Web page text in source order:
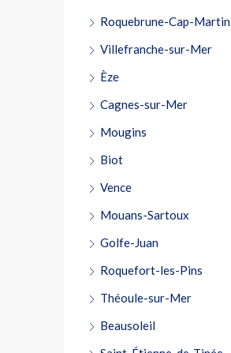
Roquebrune-Cap-Martin
Villefranche-sur-Mer
Èze
Cagnes-sur-Mer
Mougins
Biot
Vence
Mouans-Sartoux
Golfe-Juan
Roquefort-les-Pins
Théoule-sur-Mer
Beausoleil